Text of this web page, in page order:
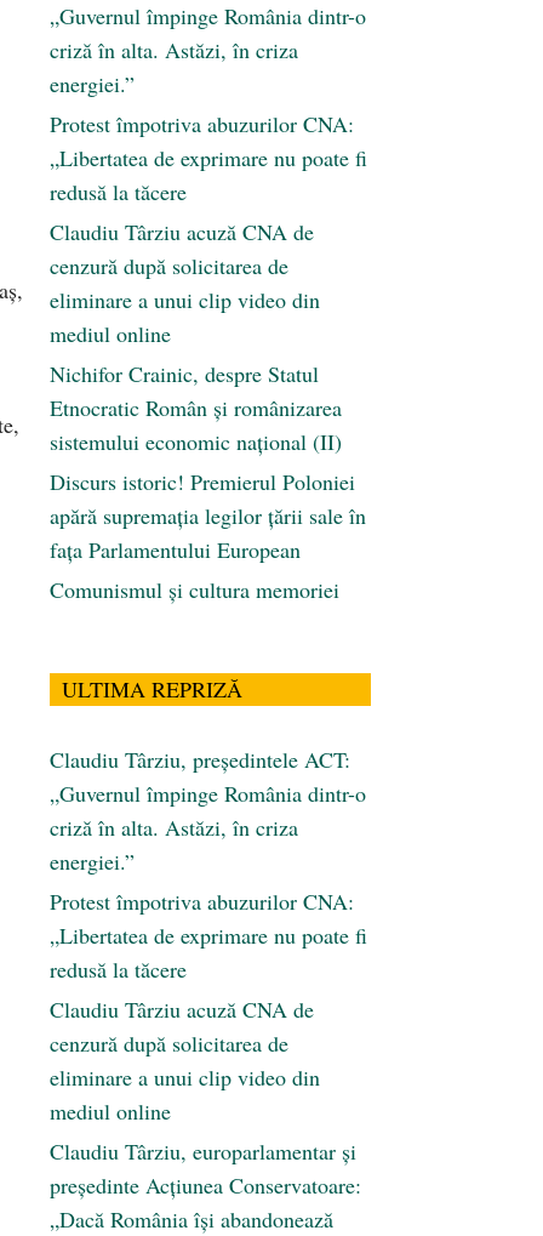
„Guvernul împinge România dintr-o
criză în alta. Astăzi, în criza
energiei.”
Protest împotriva abuzurilor CNA:
„Libertatea de exprimare nu poate fi
redusă la tăcere
Claudiu Târziu acuză CNA de
cenzură după solicitarea de
eliminare a unui clip video din
mediul online
Nichifor Crainic, despre Statul
Etnocratic Român şi românizarea
sistemului economic naţional (II)
Discurs istoric! Premierul Poloniei
apără supremația legilor țării sale în
fața Parlamentului European
Comunismul şi cultura memoriei
ULTIMA REPRIZĂ
Claudiu Târziu, președintele ACT:
„Guvernul împinge România dintr-o
criză în alta. Astăzi, în criza
energiei.”
Protest împotriva abuzurilor CNA:
„Libertatea de exprimare nu poate fi
redusă la tăcere
Claudiu Târziu acuză CNA de
cenzură după solicitarea de
eliminare a unui clip video din
mediul online
Claudiu Târziu, europarlamentar și
președinte Acțiunea Conservatoare:
„Dacă România își abandonează